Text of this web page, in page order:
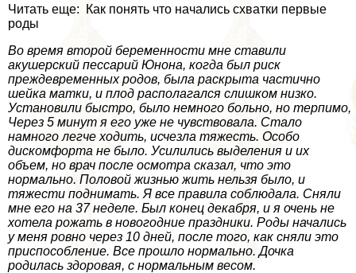
Читать еще: Как понять что начались схватки первые
роды
Во время второй беременности мне ставили
акушерский пессарий Юнона, когда был риск
преждевременных родов, была раскрыта частично
шейка матки, и плод располагался слишком низко.
Установили быстро, было немного больно, но терпимо,
Через 5 минут я его уже не чувствовала. Стало
намного легче ходить, исчезла тяжесть. Особо
дискомфорта не было. Усилились выделения и их
объем, но врач после осмотра сказал, что это
нормально. Половой жизнью жить нельзя было, и
тяжести поднимать. Я все правила соблюдала. Сняли
мне его на 37 неделе. Был конец декабря, и я очень не
хотела рожать в новогодние праздники. Роды начались
у меня ровно через 10 дней, после того, как сняли это
приспособление. Все прошло нормально. Дочка
родилась здоровая, с нормальным весом.